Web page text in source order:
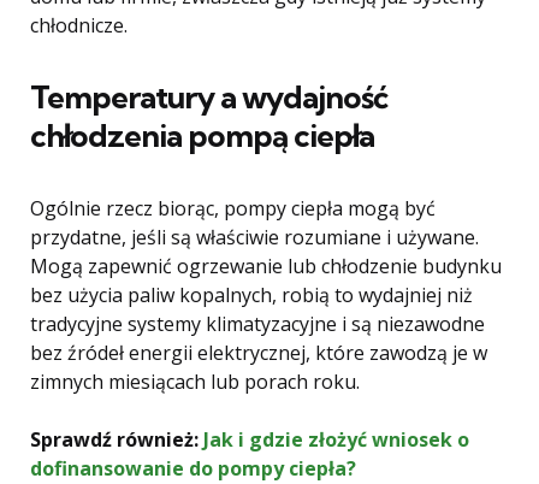
chłodnicze.
Temperatury a wydajność
chłodzenia pompą ciepła
Ogólnie rzecz biorąc, pompy ciepła mogą być
przydatne, jeśli są właściwie rozumiane i używane.
Mogą zapewnić ogrzewanie lub chłodzenie budynku
bez użycia paliw kopalnych, robią to wydajniej niż
tradycyjne systemy klimatyzacyjne i są niezawodne
bez źródeł energii elektrycznej, które zawodzą je w
zimnych miesiącach lub porach roku.
Sprawdź również: Jak i gdzie złożyć wniosek o
dofinansowanie do pompy ciepła?